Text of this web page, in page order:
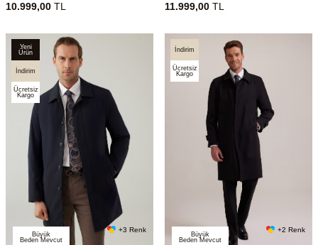
10.999,00 TL 11.999,00 TL
Yeni
Ürün
İndirim
Ücretsiz
Kargo
Büyük
Beden Mevcut
+3 Renk
İndirim
Ücretsiz
Kargo
Büyük
Beden Mevcut
+2 Renk